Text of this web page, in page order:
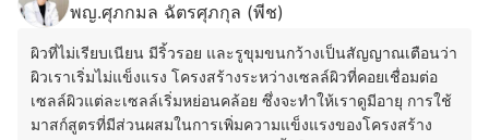
พญ.ศุภกมล ฉัตรศุภกุล (พีช)
ผิวที่ไม่เรียบเนียน มีริ้วรอย และรูขุมขนกว้างเป็นสัญญาณเตือนว่า
ผิวเราเริ่มไม่แข็งแรง โครงสร้างระหว่างเซลล์ผิวที่คอยเชื่อมต่อ
เซลล์ผิวแต่ละเซลล์เริ่มหย่อนคล้อย ซึ่งจะทำให้เราดูมีอายุ การใช้
มาสก์สูตรที่มีส่วนผสมในการเพิ่มความแข็งแรงของโครงสร้าง